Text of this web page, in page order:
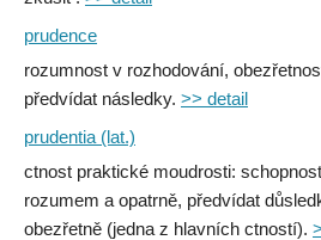
prudence
rozumnost v rozhodování,
předvídat následky. >> detail
prudentia (lat.)
ctnost praktické moudrosti:
rozumem a opatrně, předvídat
obezřetně (jedna z hlavních ctností).